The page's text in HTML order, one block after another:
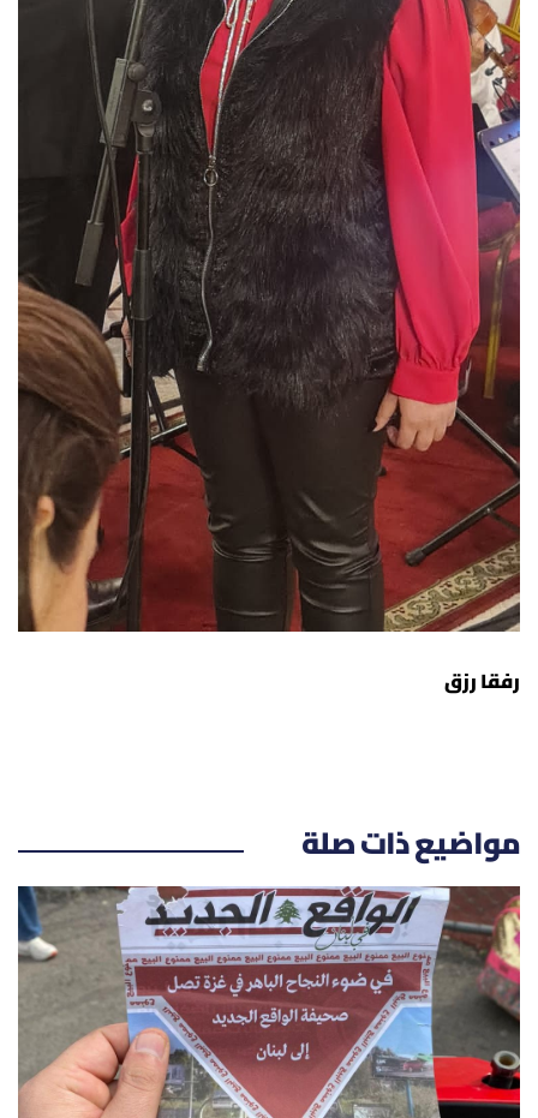
رفقا رزق
مواضيع ذات صلة